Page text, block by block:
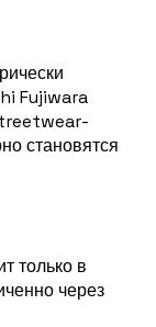
Fujiwara
становятся
только в
через